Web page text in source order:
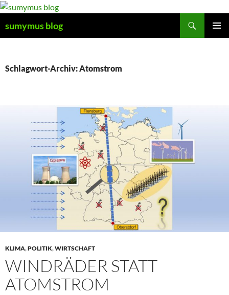
Zum
springen
sumymus blog
Schlagwort-Archiv: Atomstrom
KLIMA,POLITIK,WIRTSCHAFT
WINDRÄDER STATT
ATOMSTROM